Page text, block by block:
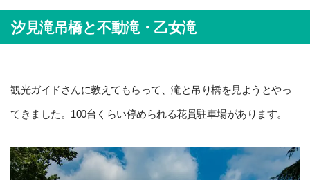
汐見滝吊橋と不動滝・乙女滝
観光ガイドさんに教えてもらって、滝と吊り橋を見ようとやっ
てきました。100台くらい停められる花貫駐車場があります。